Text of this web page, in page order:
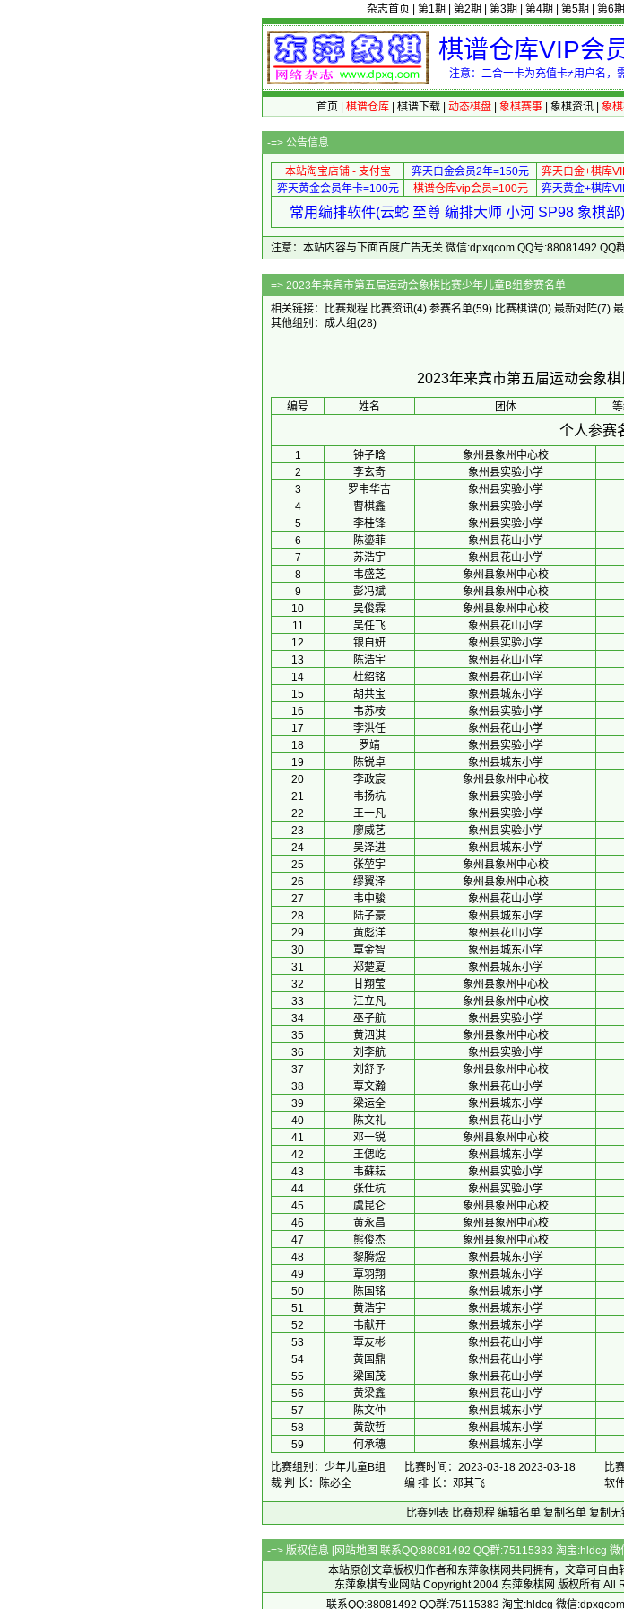
杂志首页 第1期 第2期 第3期 第4期 第5期 第6期
棋谱仓库VIP会
注意：二合一卡为充值卡≠用户名，
首页 棋谱仓库| 棋谱下载| 动态棋盘| 象棋赛事| 象棋资讯| 象
-=> 公告信息
本站淘宝店铺 - 支付宝 弈天白金会员2年=150元 弈天白金+棋库
弈天黄金会员年卡=100元
棋谱仓库vip会员=100元 弈天黄金+棋库
常用编排软件(云蛇 至尊 编排大师 小河 SP98 象棋
注意：本站内容与下面百度广告无关 微信:dpxqcom QQ号:88081492 QQ
-=> 2023年来宾市第五屇运动会象棋比赛
相关链接：
比赛规程 比赛资讯(4) 参赛名单(59) 比赛棋谱(0) 最新对阵(7)
其他组别： 成人组(28)
2023年来宾市第五屇运动会象
编号 姓名 团体
个人参赛
1 钟子晗 象州县象州中心校
2
李玄奇 象州县实验小学
3
罗韦华吉
象州县实验小学
4
曹棋鑫
象州县实验小学
5
李桂锋 象州县实验小学
6
陈鎏菲 象州县花山小学
7
苏浩宇 象州县花山小学
8
韦盛芝
象州县象州中心校
9
彭冯斌 象州县象州中心校
10
吴俊霖 象州县象州中心校
11
吴任飞 象州县花山小学
12
银自妍 象州县实验小学
13
陈浩宇 象州县花山小学
14
杜绍铭 象州县花山小学
15
胡共宝 象州县城东小学
16
韦苏桉 象州县实验小学
17
李洪任 象州县花山小学
18
罗靖 象州县实验小学
19
陈锐卓 象州县城东小学
20
李政宸 象州县象州中心校
21
韦扬杭 象州县实验小学
22
王一凡 象州县实验小学
23
廖威艺
象州县实验小学
24
吴泽进 象州县城东小学
25
张堃宇 象州县象州中心校
26
缪翼泽
象州县象州中心校
27
韦中骏 象州县花山小学
28
陆子豪 象州县城东小学
29
黄彪洋 象州县花山小学
30
覃金智 象州县城东小学
31
郑楚夏 象州县城东小学
32
甘翔莹 象州县象州中心校
33
江立凡 象州县象州中心校
34
巫子航 象州县实验小学
35
黄泗淇
象州县象州中心校
36
刘李航 象州县实验小学
37
刘舒予 象州县象州中心校
38
覃文瀚 象州县花山小学
39
梁运全 象州县城东小学
40
陈文礼 象州县花山小学
41
邓一锐
象州县象州中心校
42
王偲屹 象州县城东小学
43
韦蘇耘 象州县实验小学
44
张仕杭 象州县实验小学
45
虞昆仑
象州县象州中心校
46
黄永昌 象州县象州中心校
47
熊俊杰 象州县象州中心校
48
黎腾煜 象州县城东小学
49
覃羽翔 象州县城东小学
50
陈国铭 象州县城东小学
51
黄浩宇 象州县城东小学
52
韦献开 象州县城东小学
53
覃友彬 象州县花山小学
54
黄国鼎 象州县花山小学
55
梁国茂 象州县花山小学
56
黄梁鑫 象州县花山小学
57
陈文仲 象州县城东小学
58
黄歆哲 象州县城东小学
59
何承穗 象州县城东小学
比赛组别：少年儿童B组
比赛时间：2023-03-18 2023-03-18 比
裁 判 长：陈必全
编 排 长：邓其飞 软
比赛列表 比赛规程 编辑名单 复制名单 复制无
-=> 版权信息 [网站地图 联系QQ:88081492 QQ群:75115383 淘宝:hldcg
本站原创文章版权归作者和 东萍象棋网共同拥有，文章可自由
东萍象棋专业网站 Copyright 2004 东萍象棋网 版权所有 All
联系QQ:88081492 QQ群:75115383 淘宝:hldcg 微信